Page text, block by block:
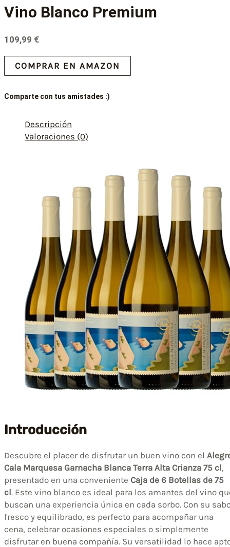
Vino Blanco Premium
109,99 €
COMPRAR EN AMAZON
Comparte con tus amistades :)
Descripción
Valoraciones (0)
Introducción
Descubre el placer de disfrutar un buen vino con el
Cala Marquesa Garnacha Blanca Terra Alta Crianza 75 cl,
presentado en una conveniente Caja de 6 Botellas de 75
cl. Este vino blanco es ideal para los amantes del vino
buscan una experiencia única en cada sorbo. Con su
fresco y equilibrado, es perfecto para acompañar una
cena, celebrar ocasiones especiales o simplemente
disfrutar en buena compañía. Su versatilidad lo hace